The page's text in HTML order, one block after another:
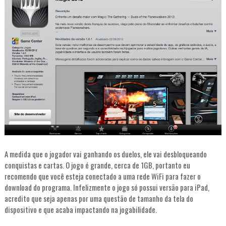
A medida que o jogador vai ganhando os duelos, ele vai desbloqueando
conquistas e cartas. O jogo é grande, cerca de 1GB, portanto eu
recomendo que você esteja conectado a uma rede WiFi para fazer o
download do programa. Infelizmente o jogo só possui versão para iPad,
acredito que seja apenas por uma questão de tamanho da tela do
dispositivo e que acaba impactando na jogabilidade.